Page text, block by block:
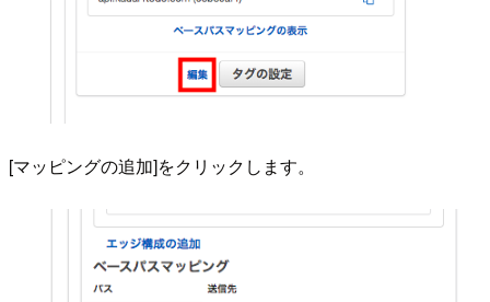
[マッピングの追加]をクリックします。